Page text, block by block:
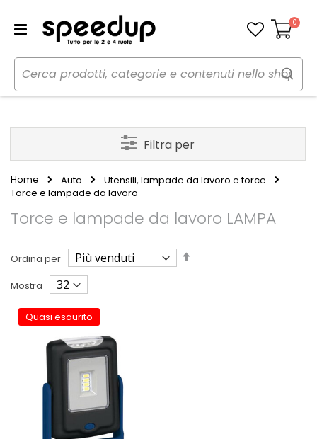
Carrello
0
Home Auto
Utensili, lampade da lavoro e torce
Torce e lampade da lavoro
Torce e lampade da lavoro LAMPA
Ordina per
Imposta
Mostra
Quasi esaurito
Filtra per